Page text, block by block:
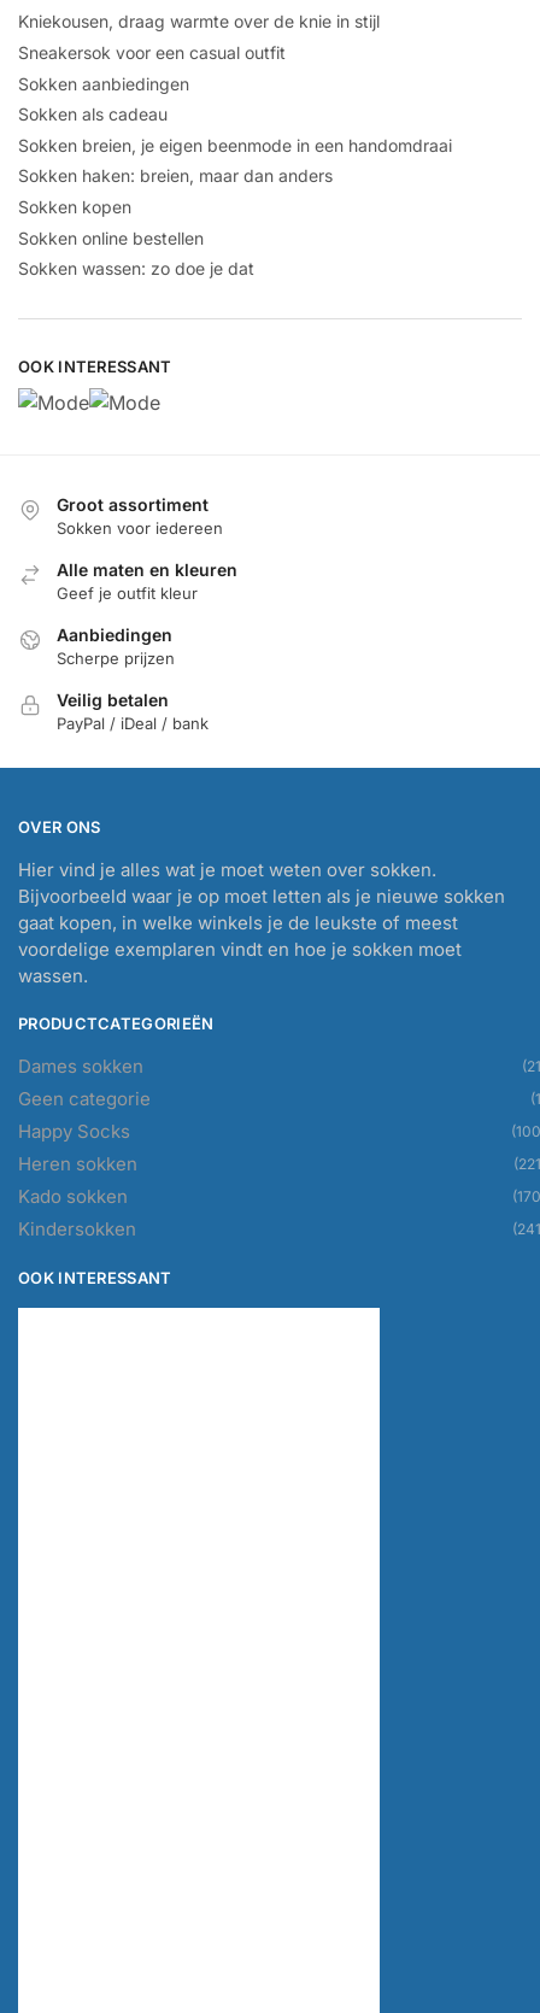
Kniekousen, draag warmte over de knie in stijl
Sneakersok voor een casual outfit
Sokken aanbiedingen
Sokken als cadeau
Sokken breien, je eigen beenmode in een handomdraai
Sokken haken: breien, maar dan anders
Sokken kopen
Sokken online bestellen
Sokken wassen: zo doe je dat
OOK INTERESSANT
Groot assortiment
Sokken voor iedereen
Alle maten en kleuren
Geef je outfit kleur
Aanbiedingen
Scherpe prijzen
Veilig betalen
PayPal / iDeal / bank
OVER ONS
Hier vind je alles wat je moet weten over sokken.
Bijvoorbeeld waar je op moet letten als je nieuwe sokken
gaat kopen, in welke winkels je de leukste of meest
voordelige exemplaren vindt en hoe je sokken moet
wassen.
PRODUCTCATEGORIEËN
Dames sokken
Geen categorie
Happy Socks
Heren sokken
Kado sokken
Kindersokken
OOK INTERESSANT